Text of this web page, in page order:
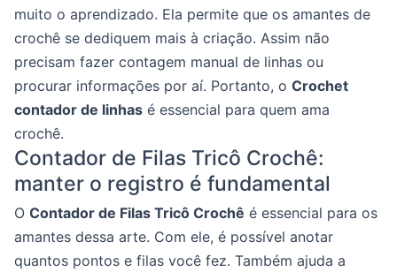
muito o aprendizado. Ela permite que os amantes de
crochê se dediquem mais à criação. Assim não
precisam fazer contagem manual de linhas ou
procurar informações por aí. Portanto, o Crochet
contador de linhas é essencial para quem ama
crochê.
Contador de Filas Tricô Crochê:
manter o registro é fundamental
O Contador de Filas Tricô Crochê é essencial para os
amantes dessa arte. Com ele, é possível anotar
quantos pontos e filas você fez. Também ajuda a